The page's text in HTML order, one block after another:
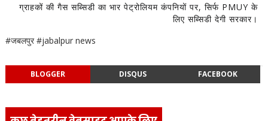
ग्राहकों की गैस सब्सिडी का भार पेट्रोलियम कंपनियों पर, सिर्फ PMUY के
लिए सब्सिडी देगी सरकार।
#जबलपुर #jabalpur news
BLOGGER DISQUS FACEBOOK